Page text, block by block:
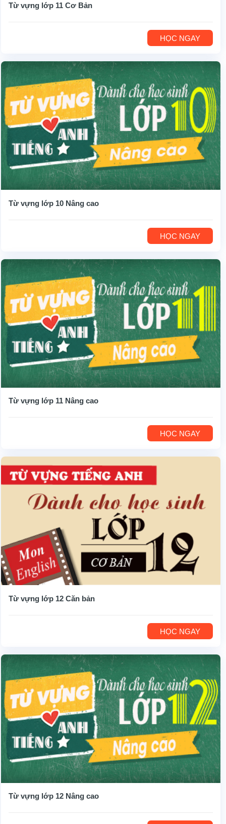
Từ vựng lớp 11 Cơ Bản
HỌC NGAY
Từ vựng lớp 10 Nâng cao
HỌC NGAY
Từ vựng lớp 11 Nâng cao
HỌC NGAY
Từ vựng lớp 12 Căn bản
HỌC NGAY
Từ vựng lớp 12 Nâng cao